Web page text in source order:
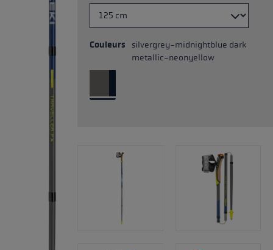
Couleurs
silvergrey-midnightblue dark
metallic-neonyellow